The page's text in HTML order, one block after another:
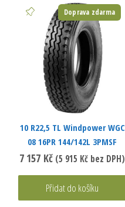
Doprava zdarma
10 R22,5 TL Windpower WGC
08 16PR 144/142L 3PMSF
7 157 Kč (5 915 Kč bez DPH)
Přidat do košíku